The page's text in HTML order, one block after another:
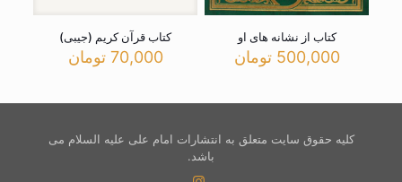
کتاب از نشانه های او
500,000 تومان
کتاب قرآن کریم (جیبی)
70,000 تومان
کلیه حقوق سایت متعلق به انتشارات امام علی علیه السلام می
باشد.